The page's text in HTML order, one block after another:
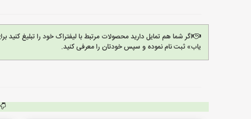
اگر شما هم تمایل دارید محصولات مرتبط با لیفتراک خود را تبلیغ
یاب» ثبت نام نموده و سپس خودتان را معرفی کنید.